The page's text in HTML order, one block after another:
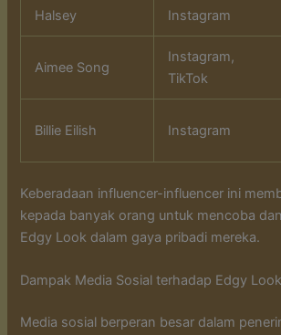
Halsey Instagram
Aimee Song
Instagram,
TikTok
Billie Eilish Instagram
Keberadaan influencer-influencer ini
kepada banyak orang untuk mencoba
Edgy Look dalam gaya pribadi mereka.
Dampak Media Sosial terhadap Edgy Look
Media sosial berperan besar dalam